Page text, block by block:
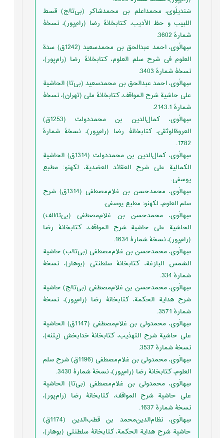
‏‫سَندیلَوی، محمداعلم بن محمدشاکر (بی‌تا/ج) قسط
اللبیب و حظ الأدیب، کتابخانۀ رضا (رام‌پور)، نسخۀ
شمارۀ 3602.
‏‫سِهالَوی، احمد عبدالحق بن محمدسعید (1242ق) سدة‌
العلوم فی شرح سلم العلوم، کتابخانۀ رضا (رام‌پور)،
نسخۀ شمارۀ 3403.
سِهالَوی، احمد عبدالحق بن محمدسعید (بی‌تا) الحاشیة
علی حاشیة شرح المواقف، کتابخانۀ ملی (تهران)، نسخۀ
شمارۀ 2143.1.
‏‫سِهالَوی، کمال‌الدین بن محمددولت (1253ق)
العروة‌الوثقی، کتابخانۀ رضا (رام‌پور)، نسخۀ شمارۀ
1782.
سِهالَوی، کمال‌الدین بن محمددولت (1314ق) الحاشیة
الکمالیة علی شرح العقائد العضدیة، لکهنو: مطبع
یوسفی.‬
‏‫سِهالَوی، محمدحسن بن غلام‌مصطفی (1314ق) شرح
سلم العلوم، لکهنو: مطبع یوسفی.‬
‏‫سِهالَوی، محمدحسن بن غلام‌مصطفی (بی‌تا/الف‌)
الحاشیة علی حاشیة شرح المواقف، کتابخانۀ رضا
(رام‌پور)، نسخۀ شمارۀ 1634. ‏
‫سِهالَوی، محمدحسن بن غلام‌مصطفی (بی‌تا/ب‌) حاشیة
الشمس البازغة، کتابخانۀ سلطنتی (بوهار)، نسخۀ
شمارۀ 334.
‏‫سِهالَوی، محمدحسن بن غلام‌مصطفی (بی‌تا/ج) حاشیة
شرح هدایة الحکمة، کتابخانۀ رضا (رام‌پور)، نسخۀ
شمارۀ 3571.
سِهالَوی، محمدولی بن غلام‌مصطفی (1147ق) الحاشیة
علی حاشیة شرح التهذیب، کتابخانۀ خدابخش (پتنه)،
نسخۀ شمارۀ 3537.
سِهالَوی، محمدولی بن غلام‌مصطفی (1196ق) شرح سلم
العلوم، کتابخانۀ رضا (رام‌پور)، نسخۀ شمارۀ 3430.
‏‫سِهالَوی، محمدولی بن غلام‌مصطفی (بی‌تا) الحاشیة
علی حاشیة شرح المواقف، کتابخانۀ رضا (رام‌پور)،
نسخۀ شمارۀ 1637.
‏‫سِهالَوی، نظام‌الدین‌محمد بن قطب‌الدین (1174ق)
حاشیة شرح هدایة الحکمة، کتابخانۀ سلطنتی (بوهار)،